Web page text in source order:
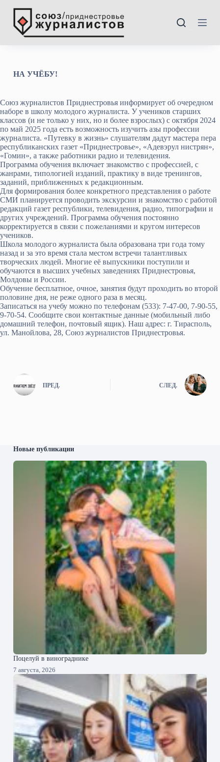
П
р
к
и
НА УЧЁБУ!
Союз журналистов Приднестровья информирует об очередном
наборе в школу молодого журналиста. У учеников старших
классов (и не только у них, но и более взрослых) с октября 2024
по май 2025 года есть возможность изучить азы профессии
журналиста. «Путевку в жизнь» слушателям дадут мастера пера
республиканских газет «Приднестровье», «Адевэрул нистрян»,
«Гомин», а также работники радио и телевидения.
Программа обучения включает знакомство с профессией, с
жанрами, типологией изданий, практику в виде тренингов,
заданий, приближенных к редакционным.
Для формирования более конкретного представления о работе
СМИ планируется проводить экскурсии и знакомство с работой
редакций газет республики, телевидения, радио, типографии и
других учреждений. Программа обучения постоянно
корректируется в связи с пожеланиями и кругом интересов
учеников.
Школа молодого журналиста была образована три года тому
назад и за это время стала местом встречи талантливых
творческих людей. Многие её выпускники поступили и
обучаются в высших учебных заведениях Приднестровья,
Молдовы и России.
Обучение бесплатное, очное, занятия будут проходить во второй
половине дня, не реже одного раза в месяц.
Записаться на учебу можно по телефонам (533): 7-47-00, 7-90-55,
9-70-54. Сообщите свои контактные данные (мобильный либо
домашний телефон, почтовый ящик). Наш адрес: г. Тирасполь,
ул. Манойлова, 28, Союз журналистов Приднестровья.
ПРЕД. СЛЕД.
Новые публикации
Поцелуй в винограднике
7 августа, 2026